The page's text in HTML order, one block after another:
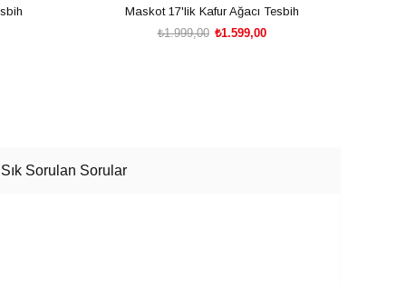
Maskot 17'lik Kafur Ağacı Tesbih
₺1.599,00
₺1.999,00
Sık Sorulan Sorular